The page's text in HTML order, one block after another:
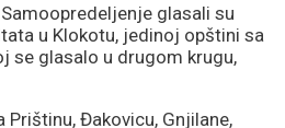
glasali su
u Klokotu, jedinoj opštini sa
se glasalo u drugom krugu,
Đakovicu, Gnjilane,